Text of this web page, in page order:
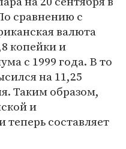
сравнению с
валюта
копейки и
с 1999 года. В то
на 11,25
Таким образом,
и
составляет